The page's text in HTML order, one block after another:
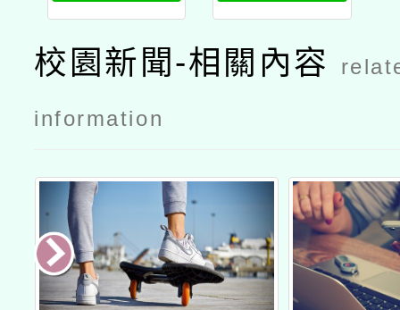
l）融入自主
學習增能培
力工作坊」
公文
l）融入自主
學習增能培
力工作坊」
校園新聞-相關內容
information